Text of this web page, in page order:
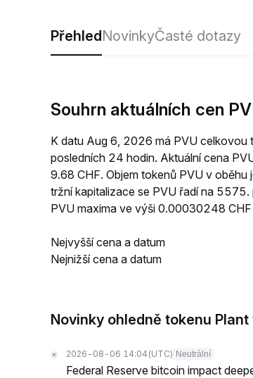
PřehledNovinkyČasté dotazy
Souhrn aktuálních cen
K datu Aug 6, 2026 má PVU
posledních 24 hodin. Aktuální cena
9.68 CHF. Objem tokenů PVU v
tržní kapitalizace se PVU řadí na
PVU maxima ve výši 0.00030248
Nejvyšší cena a datum
Nejnižší cena a datum
Novinky ohledně tokenu Plant
2026-08-06 14:04 (UTC) Neutrální
Federal Reserve bitcoin impact